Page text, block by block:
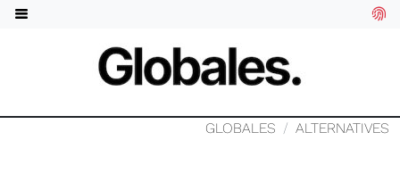
GLOBALES ALTERNATIVES